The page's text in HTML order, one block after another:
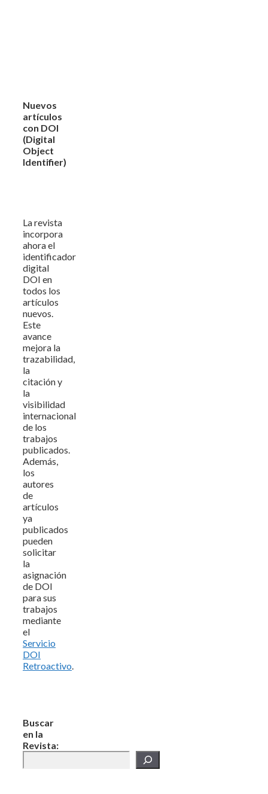
Nuevos
artículos
con DOI
(Digital
Object
Identifier)
La revista
incorpora
ahora el
identificador
digital
DOI en
todos los
artículos
nuevos.
Este
avance
mejora la
trazabilidad,
la
citación y
la
visibilidad
internacional
de los
trabajos
publicados.
Además,
los
autores
de
artículos
ya
publicados
pueden
solicitar
la
asignación
de DOI
para sus
trabajos
mediante
el
Servicio
DOI
Retroactivo.
Buscar
en la
Revista: